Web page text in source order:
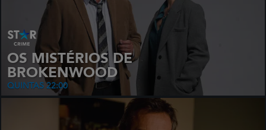
OS MISTÉRIOS DE
BROKENWOOD
QUINTAS 22:00